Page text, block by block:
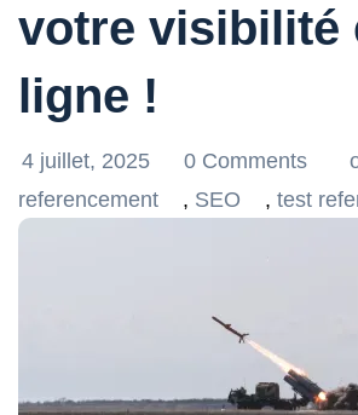
votre visibilité
ligne !
4 juillet, 2025 0 Comments
referencement
, SEO , test